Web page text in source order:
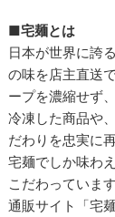
■宅麺とは
日本が世界に誇
の味を店主直送
ープを濃縮せず
冷凍した商品や
だわりを忠実に
宅麺でしか味わ
こだわっています
通販サイト「宅